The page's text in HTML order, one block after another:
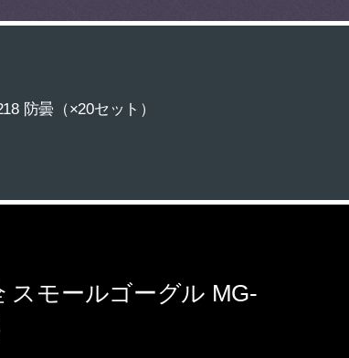
防曇（×20セット）
スモールゴーグル MG-